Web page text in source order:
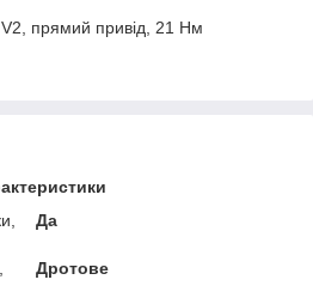
прямий привід, 21 Нм
Да
Дротове